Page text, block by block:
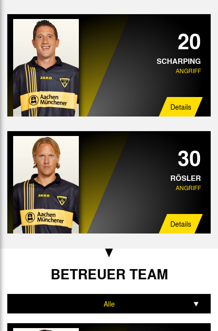
20
SCHARPING
ANGRIFF
Details
30
RÖSLER
ANGRIFF
Details
BETREUER TEAM
Alle
Trainer